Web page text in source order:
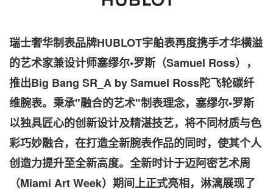
瑞士奢华制表品牌HUBLOT宇舶表再度携手才华横溢
的艺术家兼设计师塞缪尔•罗斯（Samuel Ross），
推出Big Bang SR_A bySamuel Ross陀飞轮碳纤
维腕表。秉承"融合的艺术"制表理念， 塞缪尔•罗斯
以独具匠心的创新设计及精湛技艺，将不同材质与色
彩巧妙融合， 在打造全新腕表作品的同时，使其个人
创造力提升至全新高度。 全新时计于迈阿密艺术周
（Miami Art Week） 期间上正式亮相，淋漓展现了